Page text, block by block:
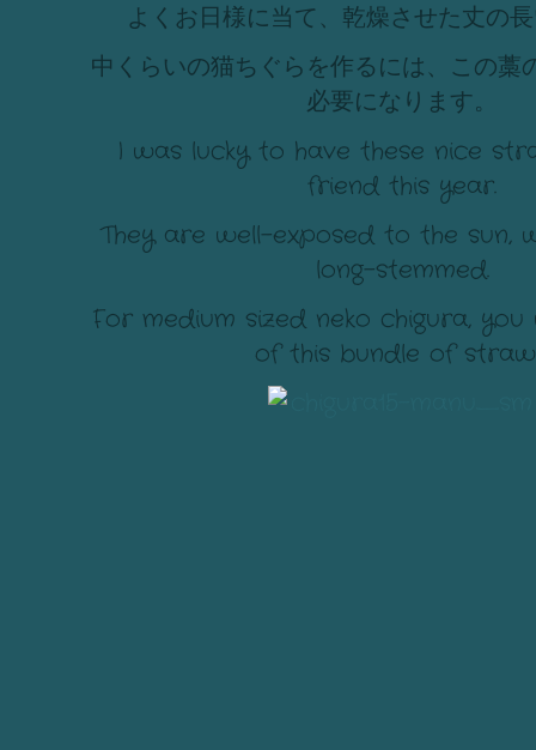
よくお日様に当て、乾燥させた丈の
中くらいの猫ちぐらを作るには、この藁
必要になります。
I was lucky to have these nice
friend this year.
They are well-exposed to the sun,
long-stemmed.
For medium sized neko chigura, you
of this bundle of